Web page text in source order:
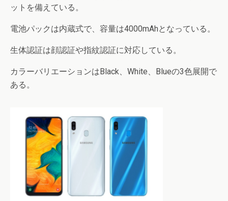
ットを備えている。
電池パックは内蔵式で、容量は4000mAhとなっている。
生体認証は顔認証や指紋認証に対応している。
カラーバリエーションはBlack、White、Blueの3色展開で
ある。